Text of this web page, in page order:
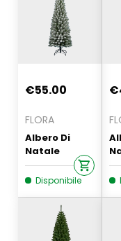
€55.00
FLORA
Albero Di
Natale
Silvestre
150cm
Disponibile